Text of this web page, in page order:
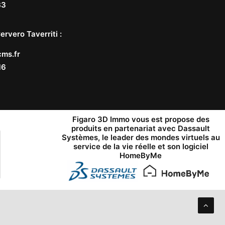
Taverriti :
Figaro 3D Immo vous est propose des
produits en partenariat avec Dassault
Systèmes, le leader des mondes virtuels au
service de la vie réelle et son logiciel
HomeByMe